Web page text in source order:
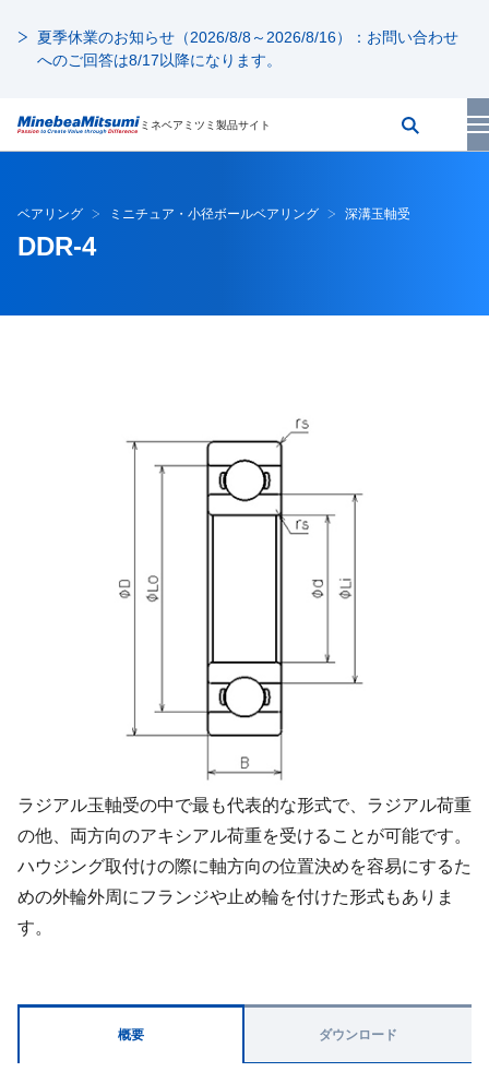
夏季休業のお知らせ（2026/8/8～2026/8/16）：お問い合わせ
へのご回答は8/17以降になります。
ミネベアミツミ製品サイト
ベアリング ミニチュア・小径ボールベアリング 深溝玉軸受
DDR-4
ラジアル玉軸受の中で最も代表的な形式で、ラジアル荷重
の他、両方向のアキシアル荷重を受けることが可能です。
ハウジング取付けの際に軸方向の位置決めを容易にするた
めの外輪外周にフランジや止め輪を付けた形式もありま
す。
概要 ダウンロード